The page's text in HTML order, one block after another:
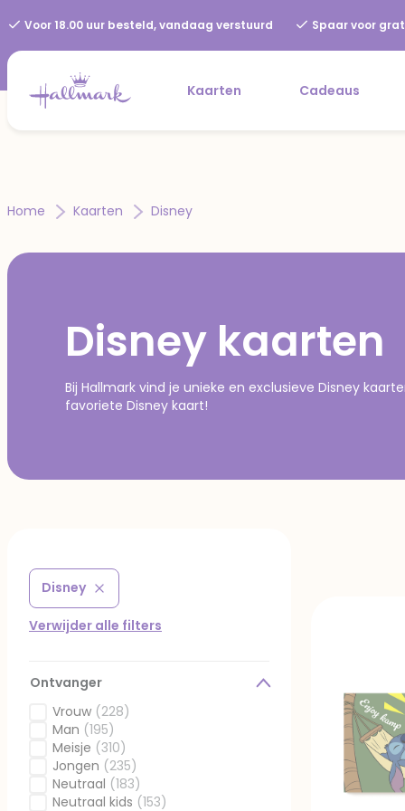
Voor 18.00 uur besteld, vandaag verstuurd Spaar voor
Kaarten Cadeaus
Home Kaarten Disney
Disney kaarten
Bij Hallmark vind je unieke en exclusieve Disney
favoriete Disney kaart!
Disney
Verwijder filter Gefilterd op Collectie: Disney
Verwijder alle filters
Ontvanger
Vrouw (228)
Gefilterd op Ontvanger: Vrouw
Man (195)
Gefilterd op Ontvanger: Man
Meisje (310)
Gefilterd op Ontvanger: Meisje
Jongen (235)
Gefilterd op Ontvanger: Jongen
Neutraal (183)
Gefilterd op Ontvanger: Neutraal
Neutraal kids (153)